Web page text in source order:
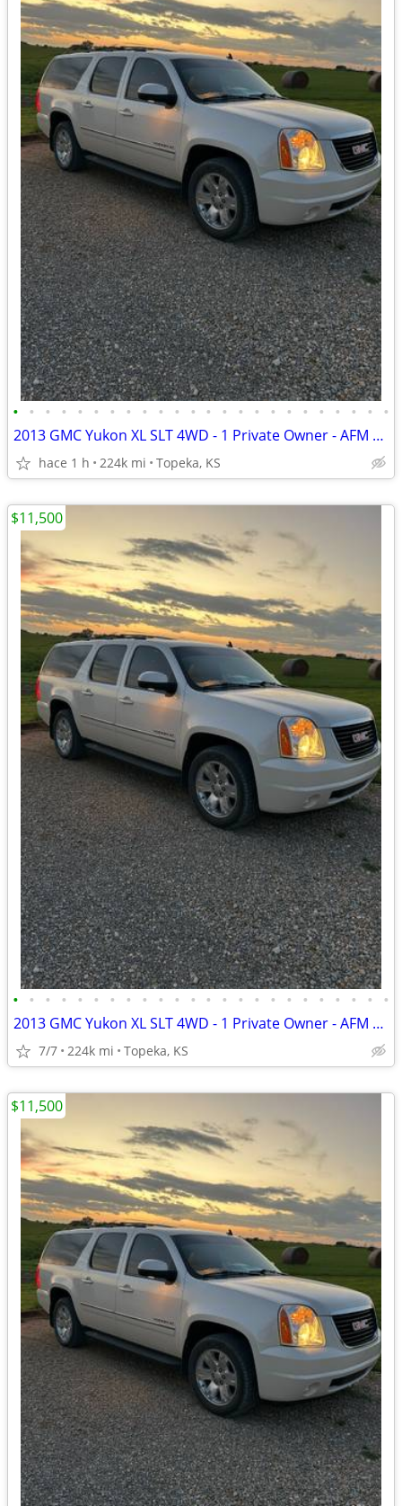
• • • • • • • • • • • • • • • • • • • • • • • •
2013 GMC Yukon XL SLT 4WD - 1 Private Owner - AFM Deleted
hace 1 h 224k mi Topeka, KS
• • • • • • • • • • • • • • • • • • • • • • • •
2013 GMC Yukon XL SLT 4WD - 1 Private Owner - AFM Deleted
7/7 224k mi Topeka, KS
$11,500
$11,500